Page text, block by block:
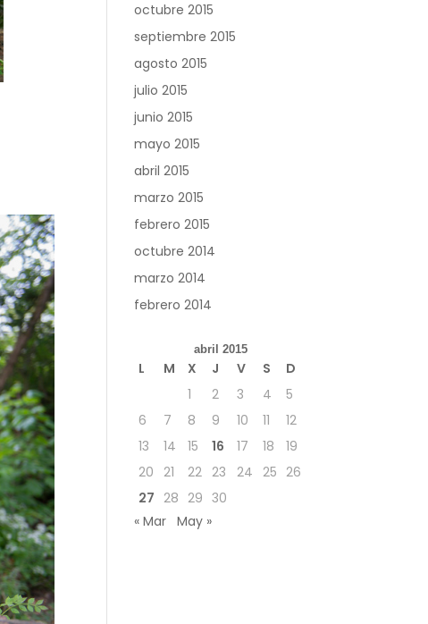
octubre 2015
septiembre 2015
agosto 2015
julio 2015
junio 2015
mayo 2015
abril 2015
marzo 2015
febrero 2015
octubre 2014
marzo 2014
febrero 2014
abril 2015
L M X J V S
D
1
2 3 4
5
6
7 8 9 10 11
12
13
14 15 16 17 18
19
20
21 22 23 24 25 26
27 28 29 30
« Mar
May »